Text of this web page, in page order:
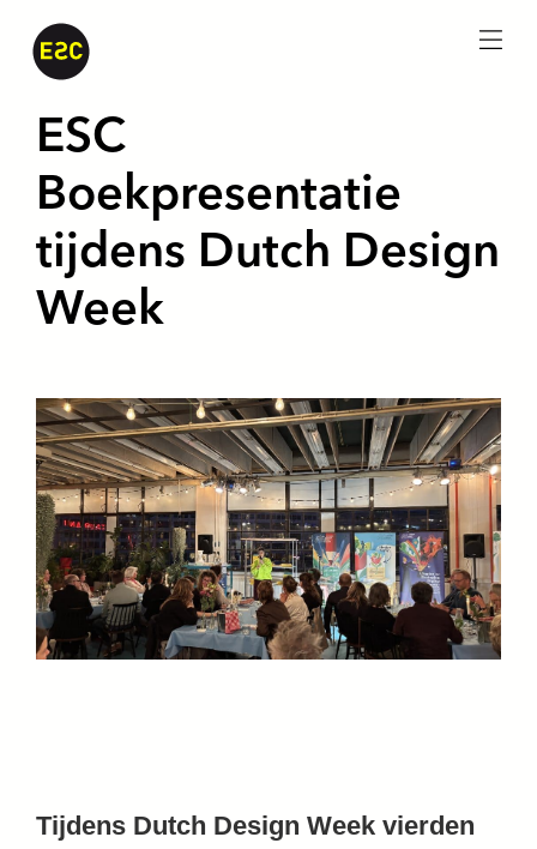
ESC
Boekpresentatie
tijdens Dutch Design
Week
Tijdens Dutch Design Week vierden